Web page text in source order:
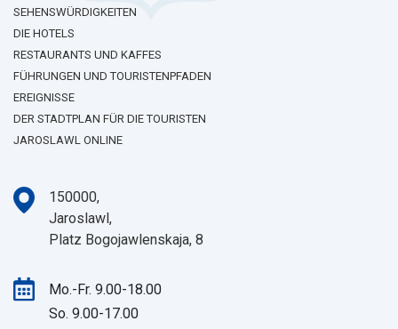
SEHENSWÜRDIGKEITEN
DIE HOTELS
RESTAURANTS UND KAFFES
FÜHRUNGEN UND TOURISTENPFADEN
EREIGNISSE
DER STADTPLAN FÜR DIE TOURISTEN
JAROSLAWL ONLINE
150000,
Jaroslawl,
Platz Bogojawlenskaja, 8
Mo.-Fr. 9.00-18.00
So. 9.00-17.00